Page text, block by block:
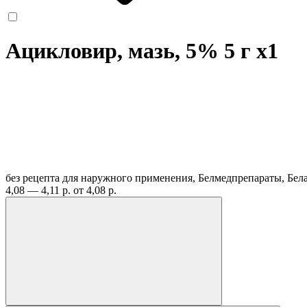
Ацикловир, мазь, 5% 5 г x1
без рецепта для наружного применения, Белмедпрепараты,
4,08 — 4,11 р. от 4,08 р.